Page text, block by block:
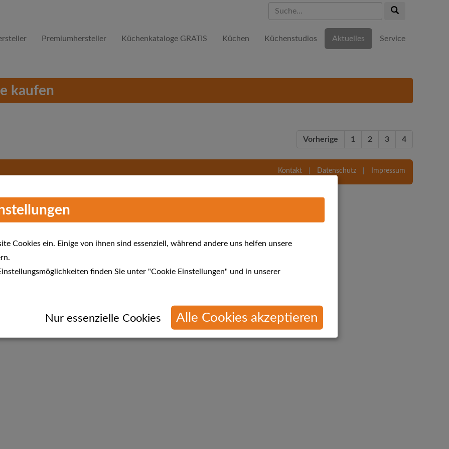
Suche...
Premiumhersteller Küchenkataloge GRATIS Küchen Küchenstudios Aktuelles Service
kaufen
Vorherige 1 2 3 4
Kontakt Datenschutz Impressum
Cookies ein. Einige von ihnen sind essenziell, während andere uns helfen unsere
finden Sie unter "Cookie Einstellungen" und in unserer
Nur essenzielle Cookies Alle Cookies akzeptieren